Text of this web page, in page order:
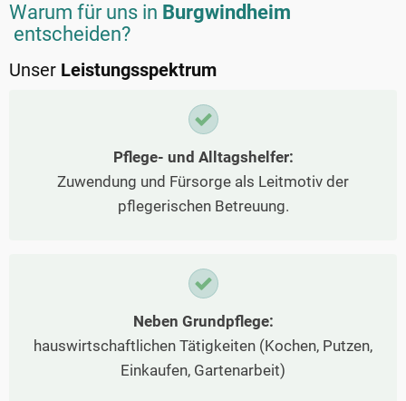
Warum für uns in Burgwindheim
entscheiden?
Unser Leistungsspektrum
Pflege- und Alltagshelfer:
Zuwendung und Fürsorge als Leitmotiv der
pflegerischen Betreuung.
Neben Grundpflege:
hauswirtschaftlichen Tätigkeiten (Kochen, Putzen,
Einkaufen, Gartenarbeit)